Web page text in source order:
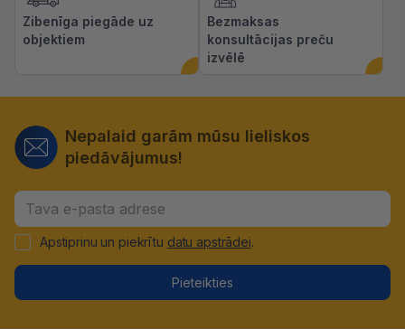
Zibenīga piegāde uz
objektiem
Bezmaksas
konsultācijas preču
izvēlē
Nepalaid garām mūsu lieliskos
piedāvājumus!
Apstiprinu un piekrītu datu apstrādei.
Pieteikties